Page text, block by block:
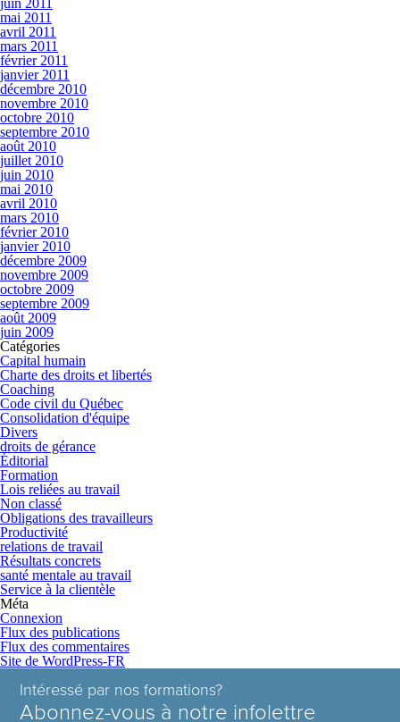
juin 2011
mai 2011
avril 2011
mars 2011
février 2011
janvier 2011
décembre 2010
novembre 2010
octobre 2010
septembre 2010
août 2010
juillet 2010
juin 2010
mai 2010
avril 2010
mars 2010
février 2010
janvier 2010
décembre 2009
novembre 2009
octobre 2009
septembre 2009
août 2009
juin 2009
Catégories
Capital humain
Charte des droits et libertés
Coaching
Code civil du Québec
Consolidation d'équipe
Divers
droits de gérance
Éditorial
Formation
Lois reliées au travail
Non classé
Obligations des travailleurs
Productivité
relations de travail
Résultats concrets
santé mentale au travail
Service à la clientèle
Méta
Connexion
Flux des publications
Flux des commentaires
Site de WordPress-FR
Intéressé par nos formations?
Abonnez-vous à notre infolettre